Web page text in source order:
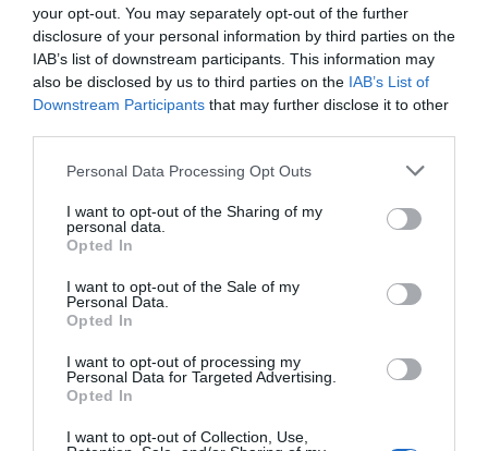
your opt-out. You may separately opt-out of the further
disclosure of your personal information by third parties on the
IAB’s list of downstream participants. This information may
also be disclosed by us to third parties on the IAB’s List of
Downstream Participants that may further disclose it to other
Personal Data Processing Opt Outs
I want to opt-out of the Sharing of my
personal data.
Opted In
I want to opt-out of the Sale of my
Personal Data.
Opted In
I want to opt-out of processing my
Personal Data for Targeted Advertising.
Opted In
I want to opt-out of Collection, Use,